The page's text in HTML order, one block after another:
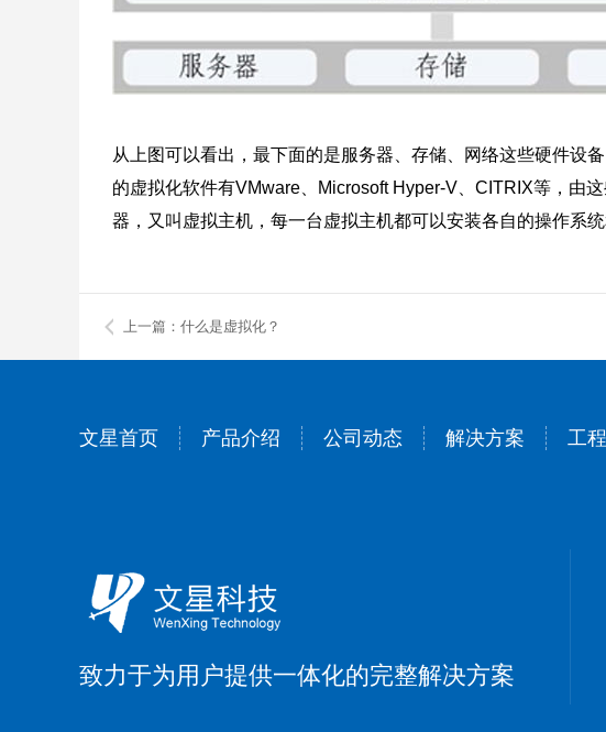
从上图可以看出，最下面的是服务器、存储、网络这些硬件设
的虚拟化软件有VMware、Microsoft Hyper-V、CITRIX等，由
器，又叫虚拟主机，每一台虚拟主机都可以安装各自的操作系
上一篇：什么是虚拟化？
文星首页 产品介绍 公司动态 解决方案 工
致力于为用户提供一体化的完整解决方案